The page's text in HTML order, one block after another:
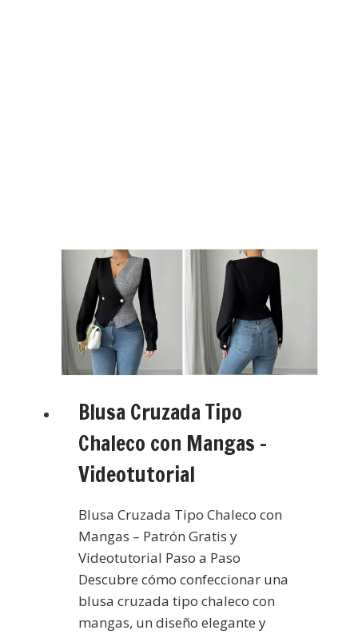
Blusa Cruzada Tipo
Chaleco con Mangas –
Videotutorial
Blusa Cruzada Tipo Chaleco con
Mangas – Patrón Gratis y
Videotutorial Paso a Paso
Descubre cómo confeccionar una
blusa cruzada tipo chaleco con
mangas, un diseño elegante y